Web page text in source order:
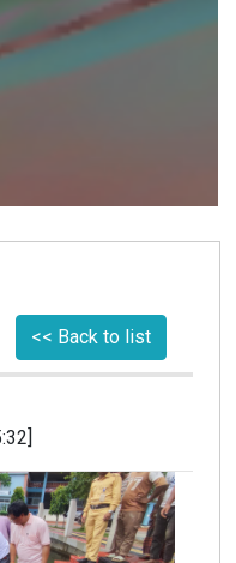
<< Back to list